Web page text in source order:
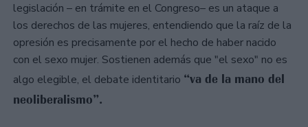
legislación – en trámite en el Congreso– es un ataque a
los derechos de las mujeres, entendiendo que la raíz de la
opresión es precisamente por el hecho de haber nacido
con el sexo mujer. Sostienen además que "el sexo" no es
algo elegible, el debate identitario “va de la mano del
neoliberalismo”.